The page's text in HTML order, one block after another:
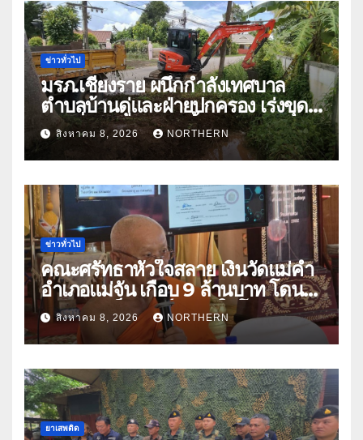
ข่าวทั่วไป
มรภ.เชียงราย ผนึกกำลังเทศบาล
ตำบลบ้านดู่และฝ่ายปกครอง เร่งขุด
ลอกสิ่งกีดขวางทางน้ำ ป้องกันและลด
ปัญหาน้ำท่วม
สิงหาคม 8, 2026 NORTHERN
ข่าวทั่วไป
คณะศรัทธาหัวใจสลาย เงินวัดแม่คำ
อำเภอแม่จัน เกือบ 9 ล้านบาท โดน
แก๊งคอลเซ็นเตอร์หลอกให้โอนข้าม
ปีกว่า 66 บัญชี
สิงหาคม 8, 2026 NORTHERN
ยาเสพติด